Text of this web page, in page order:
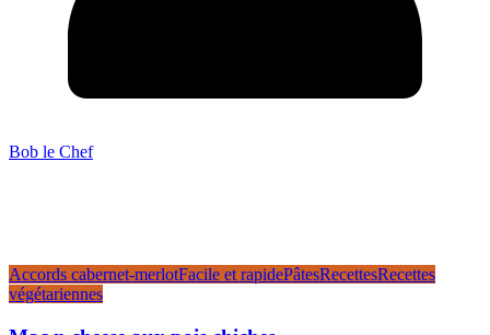
Bob le Chef
Accords cabernet-merlotFacile et rapidePâtesRecettesRecettes
végétariennes